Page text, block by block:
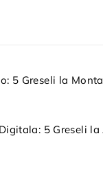
5 Greseli la
5 Greseli